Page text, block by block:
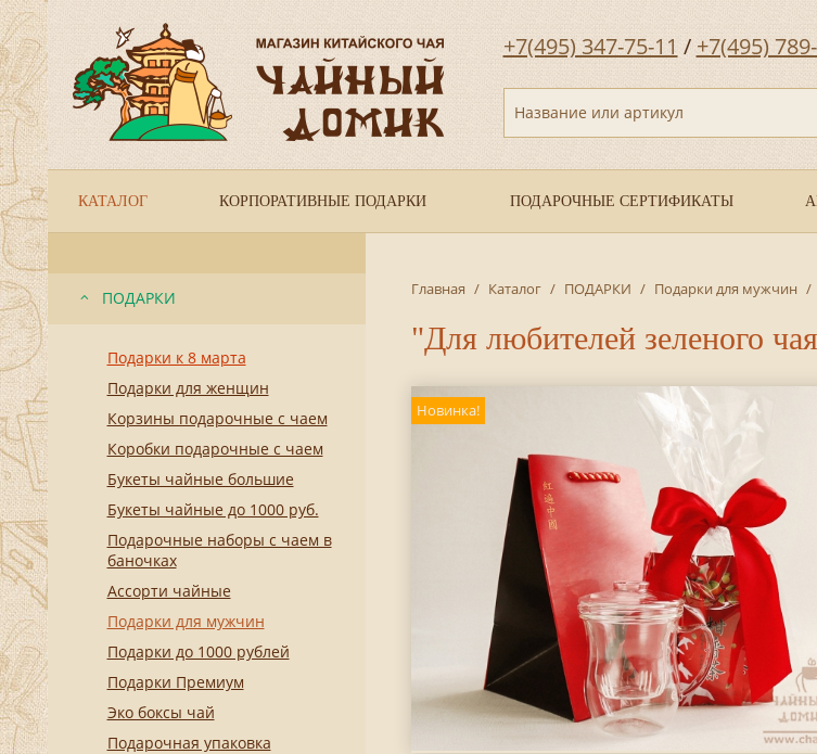
+7(495) 347-75-11 / +7(495)
Название или артикул
КАТАЛОГ КОРПОРАТИВНЫЕ ПОДАРКИ ПОДАРОЧНЫЕ СЕРТИФИКАТЫ
ПОДАРКИ
Подарки к 8 марта
Подарки для женщин
Корзины подарочные с чаем
Коробки подарочные с чаем
Букеты чайные большие
Букеты чайные до 1000 руб.
Подарочные наборы с чаем в
баночках
Ассорти чайные
Подарки для мужчин
Подарки до 1000 рублей
Подарки Премиум
Эко боксы чай
Подарочная упаковка
Главная / Каталог / ПОДАРКИ / Подарки для мужчин /
"Для любителей зеленого
Новинка!